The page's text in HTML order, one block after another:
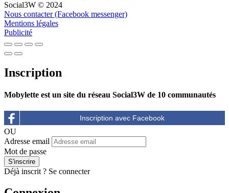
Social3W © 2024
Nous contacter (Facebook messenger)
Mentions légales
Publicité
Inscription
Mobylette est un site du réseau Social3W de 10 communautés
OU
Adresse email
Mot de passe
Déjà inscrit ? Se connecter